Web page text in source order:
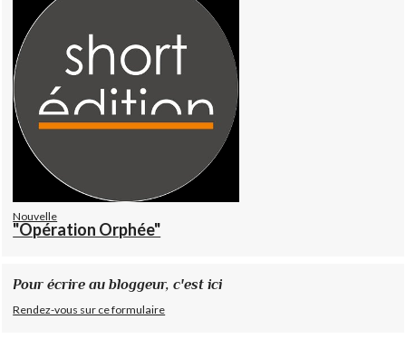
Nouvelle
"Opération Orphée"
Pour écrire au bloggeur, c'est ici
Rendez-vous sur ce formulaire